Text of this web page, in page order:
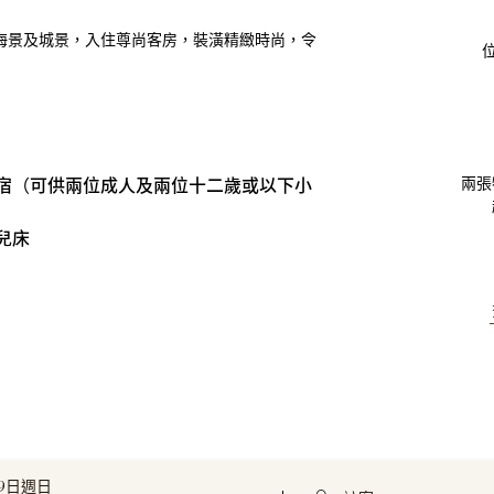
及城景，入住尊尚客房，裝潢精緻時尚，令
（可供兩位成人及兩位十二歲或以下小
床
兩
週日